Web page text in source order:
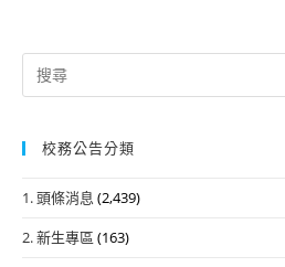
Search
for:
校務公告分類
1. 頭條消息 (2,439)
2. 新生專區 (163)